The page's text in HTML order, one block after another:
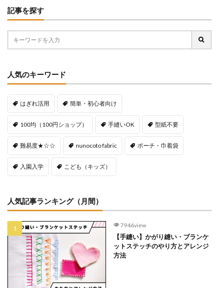
記事を探す
人気のキーワード
はぎれ活用 簡単・初心者向け
100均（100円ショップ） 手縫いOK 型紙不要
難易度★☆☆ nunocoto fabric ポーチ・巾着袋
入園入学 こども（キッズ）
人気記事ランキング（月間）
7946view
【手縫い】かがり縫い・ブランケ
ットステッチのやり方とアレンジ
方法